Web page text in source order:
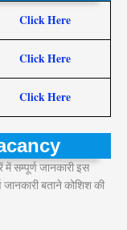
Click Here
Click Here
Click Here
में सम्पूर्ण जानकारी इस
बताने कोशिश की